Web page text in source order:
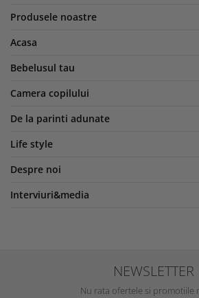
Produsele noastre
Acasa
Bebelusul tau
Camera copilului
De la parinti adunate
Life style
Despre noi
Interviuri&media
NEWSLETTER
Nu rata ofertele si promotiile